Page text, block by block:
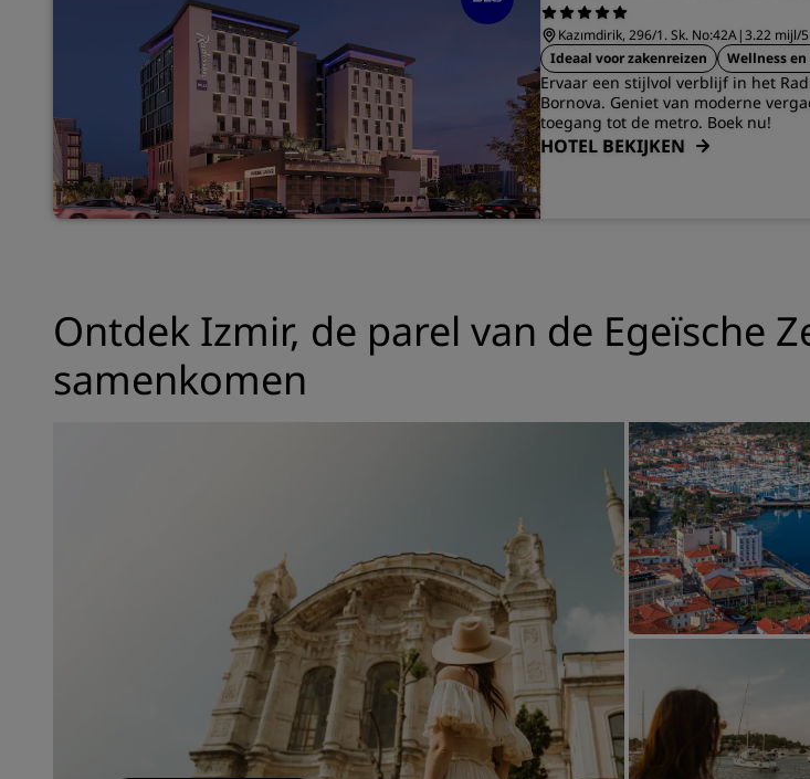
Kazımdirik, 296/1. Sk. No:42A|3.22 mijl/
Ideaal voor zakenreizen
Wellness
Ervaar een stijlvol verblijf in het
Bornova. Geniet van moderne
toegang tot de metro. Boek nu!
HOTEL BEKIJKEN
Ontdek Izmir, de parel van de Egeïsche
samenkomen